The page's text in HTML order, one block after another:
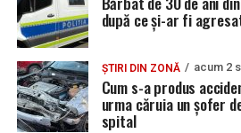
Urmărește Ziarul Unirea
YouTube Instagram WhatsApp
după ce și-ar fi
ȘTIRI DIN ZONĂ acum 2
Cum s-a produs
urma căruia un șofer
spital